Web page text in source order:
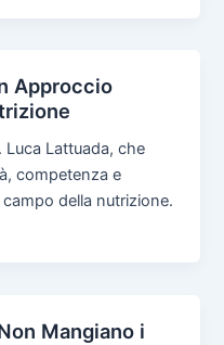
Approccio
Lattuada, che
competenza e
della nutrizione.
Mangiano i